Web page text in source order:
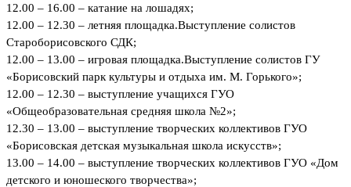
12.00 – 16.00 – катание на лошадях;
12.00 – 12.30 – летняя площадка.Выступление солистов
Староборисовского СДК;
12.00 – 13.00 – игровая площадка.Выступление солистов ГУ
«Борисовский парк культуры и отдыха им. М. Горького»;
12.00 – 12.30 – выступление учащихся ГУО
«Общеобразовательная средняя школа №2»;
12.30 – 13.00 – выступление творческих коллективов ГУО
«Борисовская детская музыкальная школа искусств»;
13.00 – 14.00 – выступление творческих коллективов ГУО «Дом
детского и юношеского творчества»;